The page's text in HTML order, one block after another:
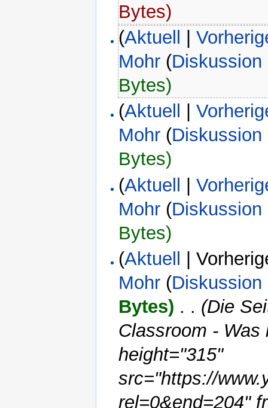
Bytes)
(Aktuell |
Mohr (Diskussion
Bytes)
(Aktuell |
Mohr (Diskussion
Bytes)
(Aktuell |
Mohr (Diskussion
Bytes)
(Aktuell
|
Mohr (Diskussion
Bytes) . . (Die
Classroom -
height="315"
src="https://
rel=0&end=204"